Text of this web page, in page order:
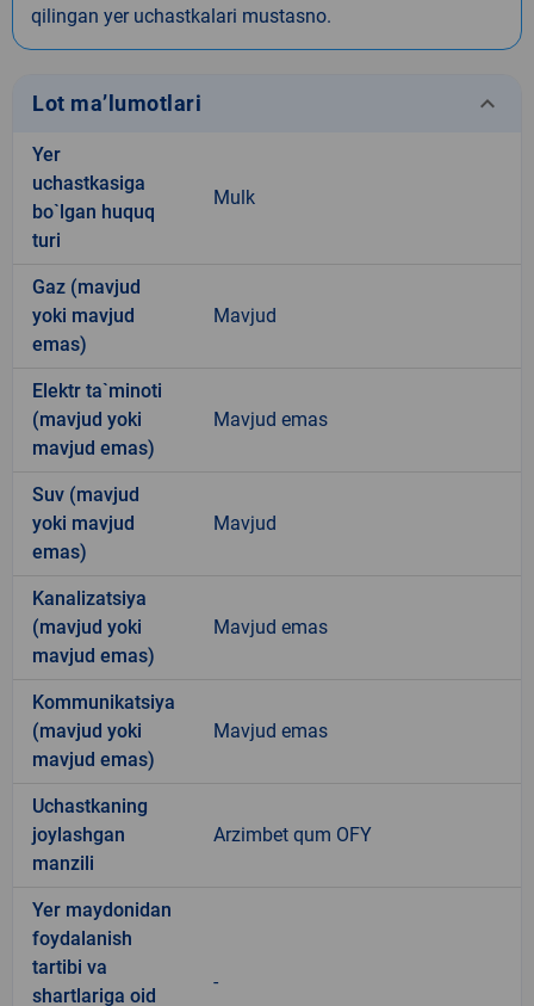
qilingan yer uchastkalari mustasno.
Lot ma’lumotlari keyboard_arrow_down
Yer
uchastkasiga
bo`lgan huquq
turi
Mulk
Gaz (mavjud
yoki mavjud
emas)
Mavjud
Elektr ta`minoti
(mavjud yoki
mavjud emas)
Mavjud emas
Suv (mavjud
yoki mavjud
emas)
Mavjud
Kanalizatsiya
(mavjud yoki
mavjud emas)
Mavjud emas
Kommunikatsiya
(mavjud yoki
mavjud emas)
Mavjud emas
Uchastkaning
joylashgan
manzili
Arzimbet qum OFY
Yer maydonidan
foydalanish
tartibi va
shartlariga oid
-